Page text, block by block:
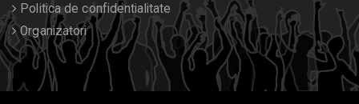
Politica de confidentialitate
Organizatori